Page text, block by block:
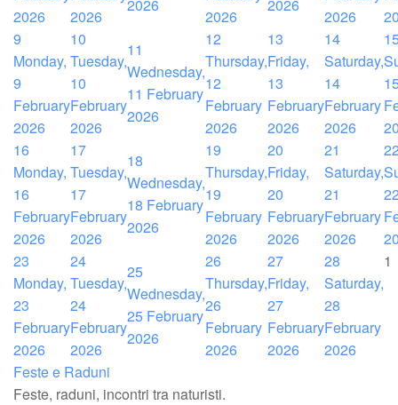
2026
2026
2026
2026
2026
2026
9
Monday,
9
February
2026
10
Tuesday,
10
February
2026
11
Wednesday,
11 February
2026
12
Thursday,
12
February
2026
13
Friday,
13
February
2026
14
Saturday,
14
February
2026
16
Monday,
16
February
2026
17
Tuesday,
17
February
2026
18
Wednesday,
18 February
2026
19
Thursday,
19
February
2026
20
Friday,
20
February
2026
21
Saturday,
21
February
2026
23
Monday,
23
February
2026
24
Tuesday,
24
February
2026
25
Wednesday,
25 February
2026
26
Thursday,
26
February
2026
27
Friday,
27
February
2026
28
Saturday,
28
February
2026
1
Feste e Raduni
Feste, raduni, incontri tra naturisti.